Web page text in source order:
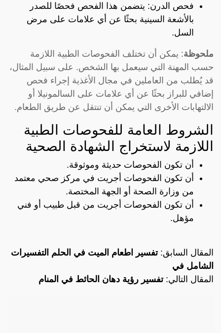
فحص الدرن: يتضمن هذا الفحص فحصًا للصدر
بالأشعة السينية بحثًا عن أي علامات على مرض
السل.
ملحوظة: يمكن أن تختلف الفحوصات الطبية اللازمة
حسب المهنة التي سيعمل بها الشخص. على سبيل المثال،
قد يُطلب من العاملين في مجال الأغذية إجراء فحص
إضافي للبراز بحثًا عن أي علامات على السالمونيلا أو
الالتهابات الأخرى التي يمكن أن تنتقل عن طريق الطعام.
الشروط العامة للفحوصات الطبية
اللازمة لاستخراج الشهادة الصحية
أن تكون الفحوصات حديثة وموثوقة.
أن تكون الفحوصات أجريت في مركز صحي معتمد
من وزارة الصحة أو الجهة المختصة.
أن تكون الفحوصات أجريت من قبل طبيب أو فني
مؤهل.
المقال السابق:تفسير اطعام الميت في الحلم التفسيرات
الشامل في
المقال التالي:تفسير رؤية دهان الحائط في المنام